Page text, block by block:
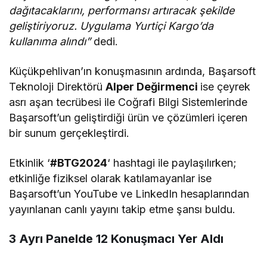
dağıtacaklarını, performansı artıracak şekilde
geliştiriyoruz. Uygulama Yurtiçi Kargo’da
kullanıma alındı”dedi.
Küçükpehlivan’ın konuşmasının ardında, Başarsoft
Teknoloji DirektörüAlper Değirmenci ise çeyrek
asrı aşan tecrübesi ile Coğrafi Bilgi Sistemlerinde
Başarsoft’un geliştirdiği ürün ve çözümleri içeren
bir sunum gerçekleştirdi.
Etkinlik ‘#BTG2024‘ hashtagi ile paylaşılırken;
etkinliğe fiziksel olarak katılamayanlar ise
Başarsoft’un YouTube ve LinkedIn hesaplarından
yayınlanan canlı yayını takip etme şansı buldu.
3 Ayrı Panelde 12 Konuşmacı Yer Aldı